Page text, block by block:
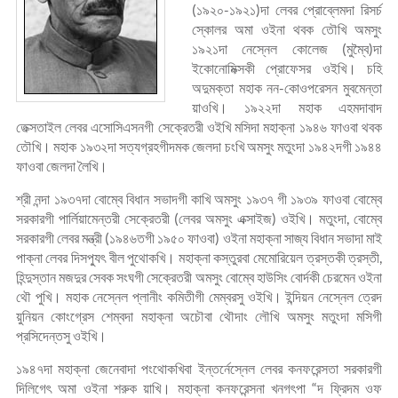
(১৯২০-১৯২১)দা লেবর প্রোব্লেমদা রিসর্চ
স্কোলর অমা ওইনা থবক তৌখি অমসুং
১৯২১দা নেস্নেল কোলেজ (মুম্বৈ)দা
ইকোনোমিক্সকী প্রোফেসর ওইখি। চহি
অদুমক্তা মহাক নন-কোওপরেসন মুবমেন্তা
য়াওখি। ১৯২২দা মহাক এহমদাবাদ
তেক্সতাইল লেবর এসোসিএসনগী সেক্রেতরী ওইখি মসিদা মহাক্না ১৯৪৬ ফাওবা থবক
তৌখি। মহাক ১৯৩২দা সত্যগ্রহগীদমক জেলদা চংখি অমসুং মতুংদা ১৯৪২দগী ১৯৪৪
ফাওবা জেলদা লৈখি।
শ্রী নন্দা ১৯৩৭দা বোম্বে বিধান সভাদগী কাখি অমসুং ১৯৩৭ গী ১৯৩৯ ফাওবা বোম্বে
সরকারগী পার্লিয়ামেন্তরী সেক্রেতরী (লেবর অমসুং এক্সাইজ) ওইখি। মতুংদা, বোম্বে
সরকারগী লেবর মন্ত্রী (১৯৪৬তগী ১৯৫০ ফাওবা) ওইনা মহাক্না সাজ্য বিধান সভাদা মাই
পাক্না লেবর দিসপ্যুৎ বীল পুথোকখি। মহাক্না কস্তুরবা মেমোরিয়েল ত্রস্তকী ত্রস্তী,
হিন্দুস্তান মজদুর সেবক সংঘগী সেক্রেতরী অমসুং বোম্বে হাউসিং বোর্দকী চেরমেন ওইনা
থৌ পুখি। মহাক নেস্নেল প্লানীং কমিতীগী মেম্বরসু ওইখি। ইন্দিয়ন নেস্নেল ত্রেদ
য়ুনিয়ন কোংগ্রেস শেম্বদা মহাক্না অচৌবা থৌদাং লৌখি অমসুং মতুংদা মসিগী
প্রসিদেন্তসু ওইখি।
১৯৪৭দা মহাক্না জেনেবাদা পংথোকখিবা ইন্তর্নেস্নেল লেবর কনফরেন্সতা সরকারগী
দিলিগেৎ অমা ওইনা শরুক য়াখি। মহাক্না কনফরেন্সনা খনগৎপা “দ ফ্রিদম ওফ